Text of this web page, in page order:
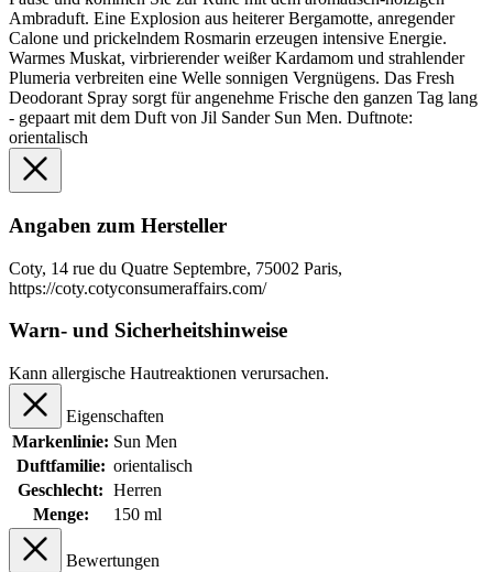
Ambraduft. Eine Explosion aus heiterer Bergamotte, anregender
Calone und prickelndem Rosmarin erzeugen intensive Energie.
Warmes Muskat, virbrierender weißer Kardamom und strahlender
Plumeria verbreiten eine Welle sonnigen Vergnügens. Das Fresh
Deodorant Spray sorgt für angenehme Frische den ganzen Tag lang
- gepaart mit dem Duft von Jil Sander Sun Men. Duftnote:
orientalisch
Angaben zum Hersteller
Coty, 14 rue du Quatre Septembre, 75002 Paris,
https://coty.cotyconsumeraffairs.com/
Warn- und Sicherheitshinweise
Kann allergische Hautreaktionen verursachen.
Eigenschaften
Markenlinie: Sun Men
Duftfamilie: orientalisch
Geschlecht: Herren
Menge:
150 ml
Bewertungen